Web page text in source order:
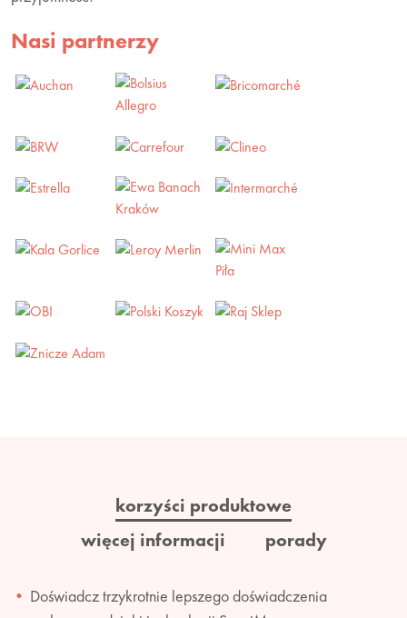
Nasi partnerzy
korzyści produktowe
więcej informacji
porady
Doświadcz trzykrotnie lepszego doświadczenia